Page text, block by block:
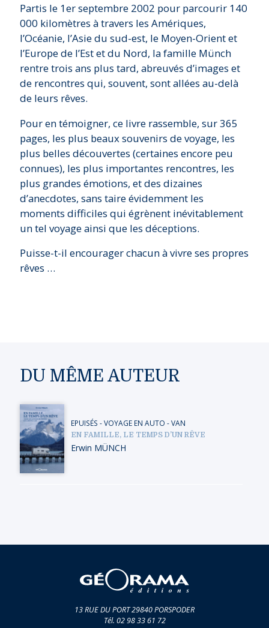
Partis le 1er septembre 2002 pour parcourir 140
000 kilomètres à travers les Amériques,
l’Océanie, l’Asie du sud-est, le Moyen-Orient et
l’Europe de l’Est et du Nord, la famille Münch
rentre trois ans plus tard, abreuvés d’images et
de rencontres qui, souvent, sont allées au-delà
de leurs rêves.
Pour en témoigner, ce livre rassemble, sur 365
pages, les plus beaux souvenirs de voyage, les
plus belles découvertes (certaines encore peu
connues), les plus importantes rencontres, les
plus grandes émotions, et des dizaines
d’anecdotes, sans taire évidemment les
moments difficiles qui égrènent inévitablement
un tel voyage ainsi que les déceptions.
Puisse-t-il encourager chacun à vivre ses propres
rêves …
DU MÊME AUTEUR
EPUISÉS -VOYAGE EN AUTO - VAN
EN FAMILLE, LE TEMPS D’UN RÊVE
Erwin MÜNCH
13 RUE DU PORT 29840 PORSPODER
Tél. 02 98 33 61 72